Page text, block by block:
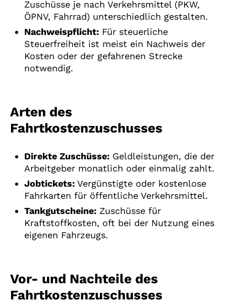
Zuschüsse je nach Verkehrsmittel (PKW,
ÖPNV, Fahrrad) unterschiedlich gestalten.
Nachweispflicht: Für steuerliche
Steuerfreiheit ist meist ein Nachweis der
Kosten oder der gefahrenen Strecke
notwendig.
Arten des
Fahrtkostenzuschusses
Direkte Zuschüsse: Geldleistungen, die der
Arbeitgeber monatlich oder einmalig zahlt.
Jobtickets: Vergünstigte oder kostenlose
Fahrkarten für öffentliche Verkehrsmittel.
Tankgutscheine: Zuschüsse für
Kraftstoffkosten, oft bei der Nutzung eines
eigenen Fahrzeugs.
Vor- und Nachteile des
Fahrtkostenzuschusses